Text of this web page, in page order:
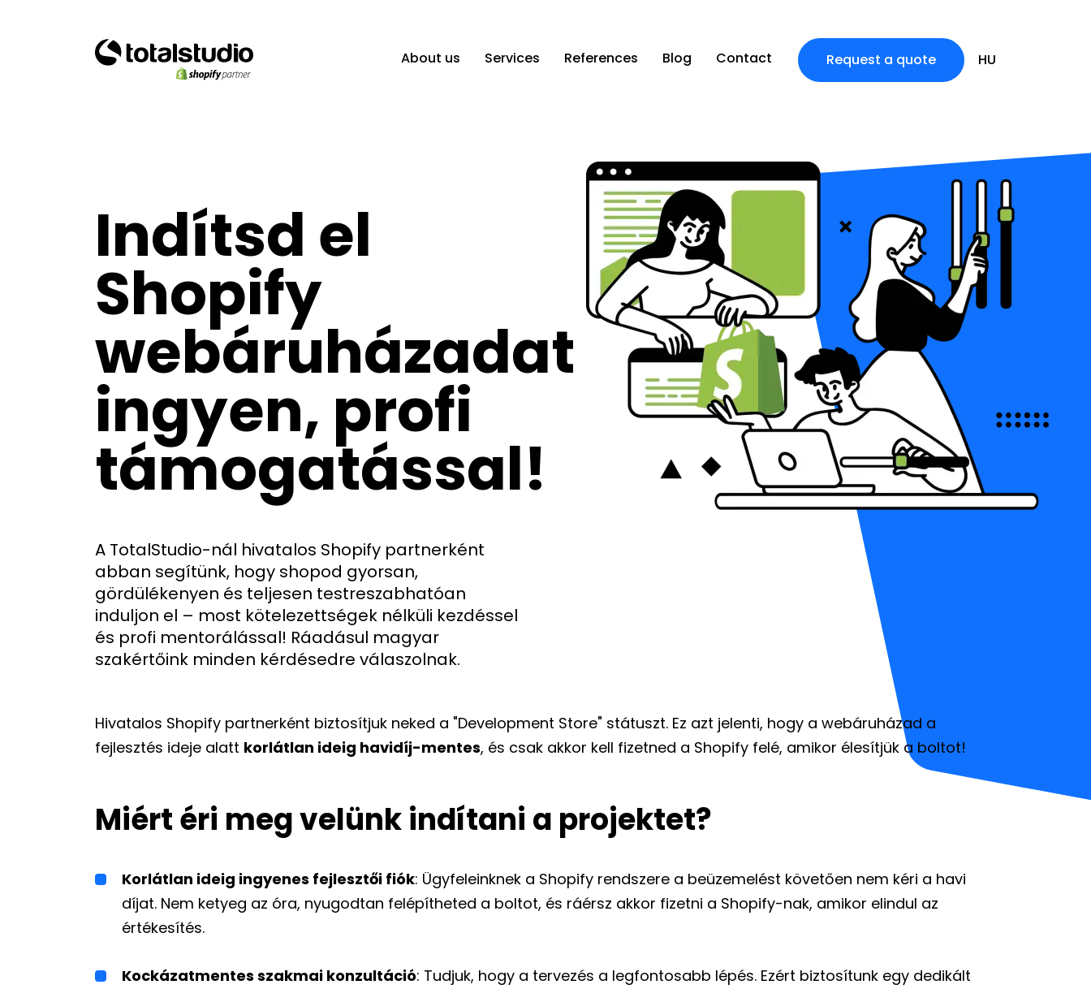
About us Services References Blog Contact Request a quote HU
Indítsd el
Shopify
webáruházadat
ingyen, profi
támogatással!
A TotalStudio-nál hivatalos Shopify partnerként
abban segítünk, hogy shopod gyorsan,
gördülékenyen és teljesen testreszabhatóan
induljon el – most kötelezettségek nélküli kezdéssel
és profi mentorálással! Ráadásul magyar
szakértőink minden kérdésedre válaszolnak.
Hivatalos Shopify partnerként biztosítjuk neked a "Development Store" státuszt. Ez azt jelenti, hogy a webáruházad a
fejlesztés ideje alatt korlátlan ideig havidíj-mentes, és csak akkor kell fizetned a Shopify felé, amikor élesítjük a boltot!
Miért éri meg velünk indítani a projektet?
Korlátlan ideig ingyenes fejlesztői fiók: Ügyfeleinknek a Shopify rendszere a beüzemelést követően nem kéri a havi
díjat. Nem ketyeg az óra, nyugodtan felépítheted a boltot, és ráérsz akkor fizetni a Shopify-nak, amikor elindul az
értékesítés.
Kockázatmentes szakmai konzultáció: Tudjuk, hogy a tervezés a legfontosabb lépés. Ezért biztosítunk egy dedikált